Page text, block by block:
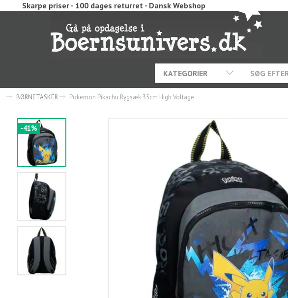
Skarpe priser - 100 dages returret - Dansk Webshop
KATEGORIER
BØRNETASKER Pokemon Pikachu Rygsæk 35cm High Voltage
-41%